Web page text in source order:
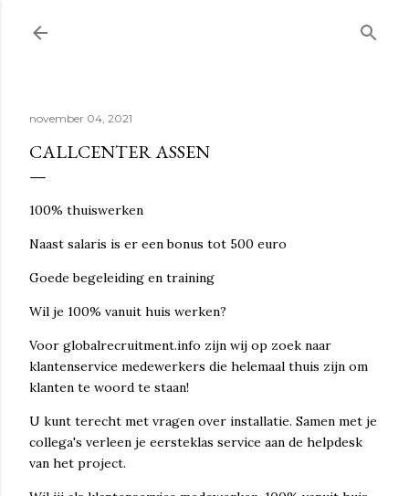
november 04, 2021
CALLCENTER ASSEN
100% thuiswerken
Naast salaris is er een bonus tot 500 euro
Goede begeleiding en training
Wil je 100% vanuit huis werken?
Voor globalrecruitment.info zijn wij op zoek naar
klantenservice medewerkers die helemaal thuis zijn om
klanten te woord te staan!
U kunt terecht met vragen over installatie. Samen met je
collega's verleen je eersteklas service aan de helpdesk
van het project.